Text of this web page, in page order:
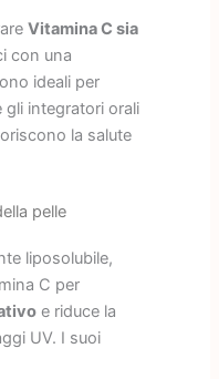
Vitamina C sia
con una
ideali per
gli integratori orali
la salute
pelle
liposolubile,
C per
e riduce la
UV. I suoi